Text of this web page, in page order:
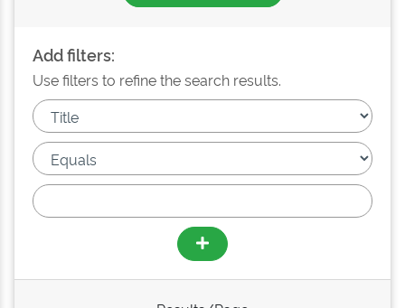
Add filters:
Use filters to refine the search results.